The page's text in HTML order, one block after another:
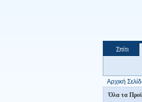
Σπίτι
Αρχική
Όλα τα